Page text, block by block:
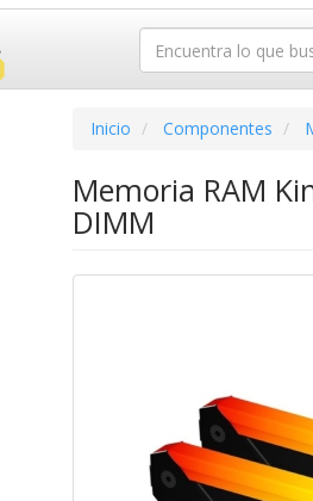
Inicio Componentes
Memoria RAM
DIMM